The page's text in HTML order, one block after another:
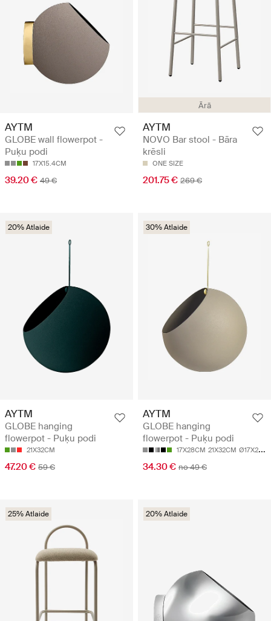
AYTM
GLOBE wall flowerpot -
Puķu podi
17X15.4CM
39.20 € 49 €
Ārā
AYTM
NOVO Bar stool - Bāra
krēsli
ONE SIZE
201.75 € 269 €
20% Atlaide
AYTM
GLOBE hanging
flowerpot - Puķu podi
21X32CM
47.20 € 59 €
30% Atlaide
AYTM
GLOBE hanging
flowerpot - Puķu podi
17X28CM 21X32CM Ø17X28.0CM
34.30 € no 49 €
25% Atlaide 20% Atlaide